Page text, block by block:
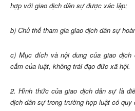
hợp với giao dịch dân sự được xác lập;
b) Chủ thể tham gia giao dịch dân sự
c) Mục đích và nội dung của giao dịch
cấm của luật, không trái đạo đức xã hội.
2. Hình thức của giao dịch dân sự là
dịch dân sự trong trường hợp luật có quy